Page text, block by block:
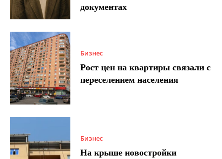
документах
Бизнес
Рост цен на квартиры связали с
переселением населения
Бизнес
На крыше новостройки